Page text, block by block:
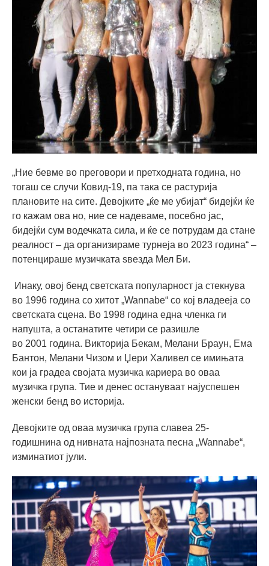
„Ние бевме во преговори и претходната година, но
тогаш се случи Ковид-19, па така се растурија
плановите на сите. Девојките „ќе ме убијат“ бидејќи ќе
го кажам ова но, ние се надеваме, посебно јас,
бидејќи сум водечката сила, и ќе се потрудам да стане
реалност – да организираме турнеја во 2023 година“ –
потенцираше музичката ѕвезда Мел Би.
Инаку, овој бенд светската популарност ја стекнува
во 1996 година со хитот „Wannabe“ со кој владееја со
светската сцена. Во 1998 година една членка ги
напушта, а останатите четири се разишле
во 2001 година. Викторија Бекам, Мелани Браун, Ема
Бантон, Мелани Чизом и Џери Халивел се имињата
кои ја градеа својата музичка кариера во оваа
музичка група. Тие и денес остануваат најуспешен
женски бенд во историја.
Девојките од оваа музичка група славеа 25-
годишнина од нивната најпозната песна „Wannabe“,
изминатиот јули.